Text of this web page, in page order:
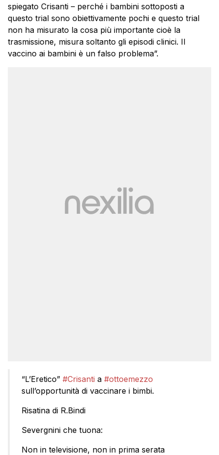
spiegato Crisanti – perché i bambini sottoposti a
questo trial sono obiettivamente pochi e questo trial
non ha misurato la cosa più importante cioè la
trasmissione, misura soltanto gli episodi clinici. Il
vaccino ai bambini è un falso problema”.
“L’Eretico” #Crisanti a #ottoemezzo
sull’opportunità di vaccinare i bimbi.
Risatina di R.Bindi
Severgnini che tuona:
Non in televisione, non in prima serata